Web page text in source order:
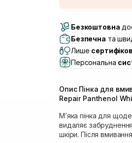
Самовивіз м.
Самовивіз м.
(Duck’s Lake)
Самовивіз м.
Самовивіз м.
Самовивіз м.
Екватор)
Безкоштовна
Безпечна та
Лише
Персональна
Опис Пінка для
Repair Panthenol
М’яка пінка для
видаляє
шкіри. Після